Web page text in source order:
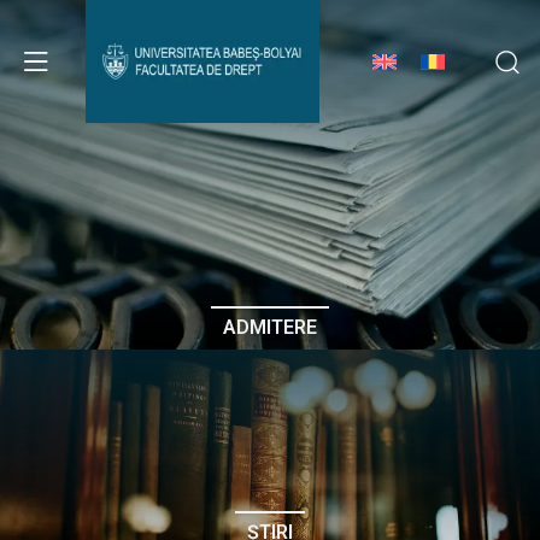
Avizier Studenți
Studii
Admitere
Erasmus & Internațional
Despre Facultate
ADMITERE
ȘTIRI